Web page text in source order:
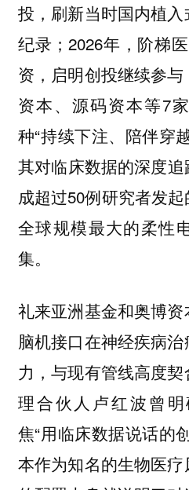
投，刷新当时国内植
纪录；2026年，阶梯
资，启明创投继续参
资本、源码资本等7
种“持续下注、陪伴穿
其对临床数据的深度
成超过50例研究者发
全球规模最大的柔性
集。
礼来亚洲基金和奥博资
脑机接口在神经疾病
力，与现有管线高度
理合伙人卢红波曾
焦“用临床数据说话的
本作为知名的生物医